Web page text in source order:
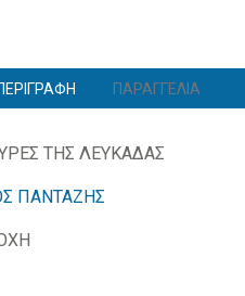
ΠΑΡΑΓΓΕΛΙΑ
ΤΗΣ ΛΕΥΚΑΔΑΣ
ΠΑΝΤΑΖΗΣ